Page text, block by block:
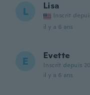
L Lisa
Inscrit
il y a 6 ans
E Evette
Inscrit depuis
il y a 6 ans